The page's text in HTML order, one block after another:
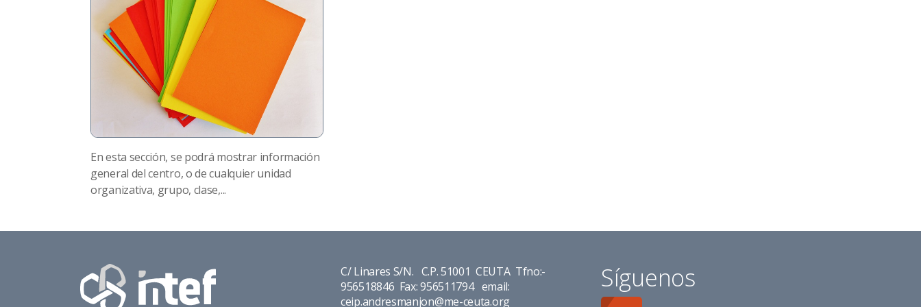
En esta sección, se podrá mostrar información
general del centro, o de cualquier unidad
organizativa, grupo, clase,...
C/ Linares S/N. C.P. 51001 CEUTA Tfno:-
956518846 Fax: 956511794 email:
ceip.andresmanjon@me-ceuta.org
Síguenos